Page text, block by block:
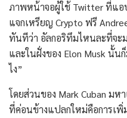
ภาพหน้าจอผู้ใช้ Twitter ที่แอ
แจกเหรียญ Crypto ฟรี
ทันทีว่า อัลกอริทึมไหนละที่จะ
และในฝั่งของ Elon Musk นั้
ไง”
โดยส่วนของ Mark Cuban มห
ที่ค่อนข้างแปลกใหม่คือการเพิ่